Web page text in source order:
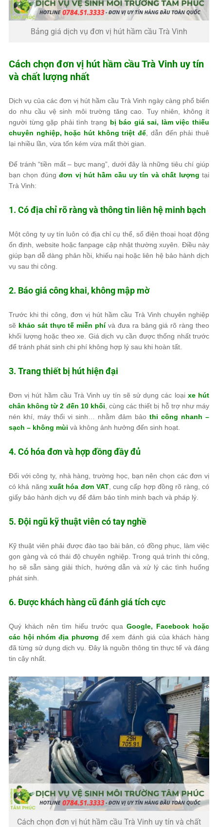
Bảng giá dịch vụ đơn vị hút hầm cầu Trà Vinh
Cách chọn đơn vị hút hầm cầu Trà Vinh uy tín
và chất lượng nhất
Dịch vụ của các đơn vị hút hầm cầu Trà Vinh ngày càng phổ biến
do nhu cầu vệ sinh môi trường tăng cao. Tuy nhiên, không ít
người từng gặp phải tình trạng bị báo giá sai, làm việc thiếu
chuyên nghiệp, hoặc hút không triệt để , dẫn đến phải thuê
lại nhiều lần, vừa tốn kém vừa mất thời gian.
Để tránh “tiền mất – bực mang”, dưới đây là những tiêu chí giúp
bạn chọn đúngđơn vị hút hầm cầu uy tín và chất lượng tại
Trà Vinh:
1. Có địa chỉ rõ ràng và thông tin liên hệ minh bạch
Một công ty uy tín luôn có địa chỉ cụ thể, số điện thoại hoạt động
ổn định, website hoặc fanpage cập nhật thường xuyên. Điều này
giúp bạn dễ dàng phản hồi, khiếu nại hoặc liên hệ bảo hành dịch
vụ sau thi công.
2. Báo giá công khai, không mập mờ
Trước khi thi công, đơn vị hút hầm cầu Trà Vinh chuyên nghiệp
sẽ khảo sát thực tế miễn phívà đưa ra bảng giá rõ ràng theo
khối lượng hoặc theo xe. Giá dịch vụ cần được thống nhất trước
để tránh phát sinh chi phí không hợp lý sau khi hoàn tất.
3. Trang thiết bị hút hiện đại
Đơn vị hút hầm cầu Trà Vinh uy tín sẽ sử dụng các loại xe hút
chân không từ 2 đến 10 khối , cùng các thiết bị hỗ trợ như máy
nén khí, máy thổi vi sinh… nhằm đảm bảo thi công nhanh –
sạch – không mùi và không ảnh hưởng đến sinh hoạt.
4. Có hóa đơn và hợp đồng đầy đủ
Đối với công ty, nhà hàng, trường học, bạn nên chọn các đơn vị
có khả năng xuất hóa đơn VAT, cung cấp hợp đồng rõ ràng, có
giấy bảo hành dịch vụ để đảm bảo tính minh bạch và pháp lý.
5. Đội ngũ kỹ thuật viên có tay nghề
Kỹ thuật viên phải được đào tạo bài bản, có đồng phục, làm việc
gọn gàng và có thái độ chuyên nghiệp. Trong quá trình thi công,
họ sẽ sẵn sàng giải thích, hướng dẫn và xử lý các tình huống
phát sinh.
6. Được khách hàng cũ đánh giá tích cực
Quý khách nên tìm hiểu trước qua Google, Facebook hoặc
các hội nhóm địa phương để xem đánh giá của khách hàng
đã từng sử dụng dịch vụ. Đây là nguồn thông tin thực tế và đáng
tin cậy nhất.
Cách chọn đơn vị hút hầm cầu Trà Vinh uy tín và chất